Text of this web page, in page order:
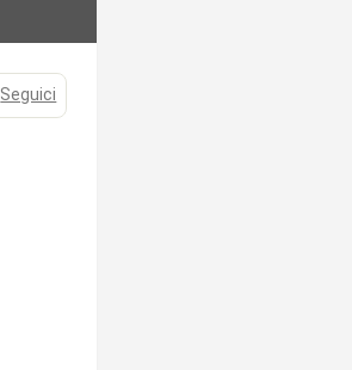
Seguici